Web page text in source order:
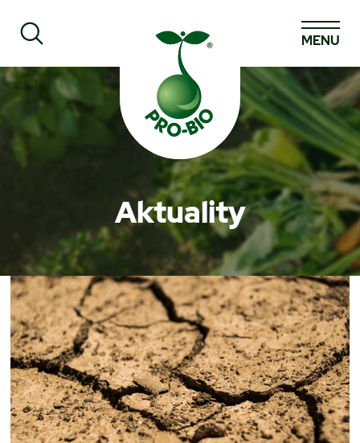
Prohledat PRO-BIO
MENU
Aktuality